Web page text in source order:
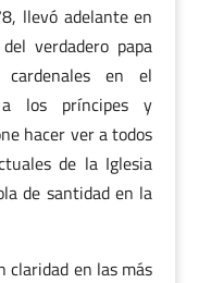
llevó adelante en
verdadero papa
en el
a los príncipes y
hacer ver a todos
de la Iglesia
de santidad en la
claridad en las más